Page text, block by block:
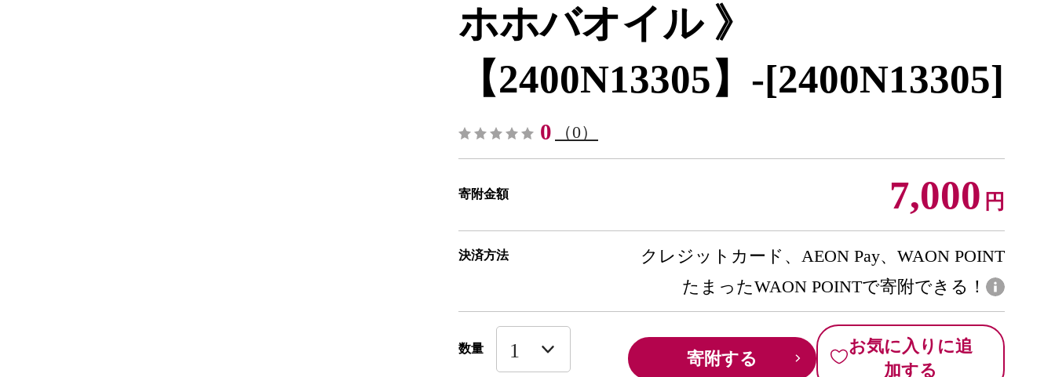
ホホバオイル 》
【2400N13305】-[2400N13305]
0 （0）
寄附金額 7,000 円
決済方法
クレジットカード、AEON Pay、WAON POINT
たまったWAON POINTで寄附できる！
数量 寄附する
お気に入りに追
加する